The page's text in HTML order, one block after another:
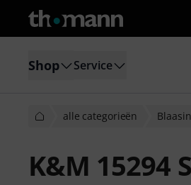
Shop Service
alle categorieën
K&M 15294